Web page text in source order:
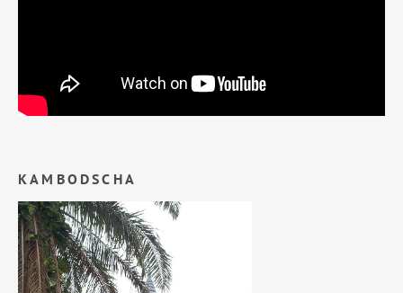
KAMBODSCHA